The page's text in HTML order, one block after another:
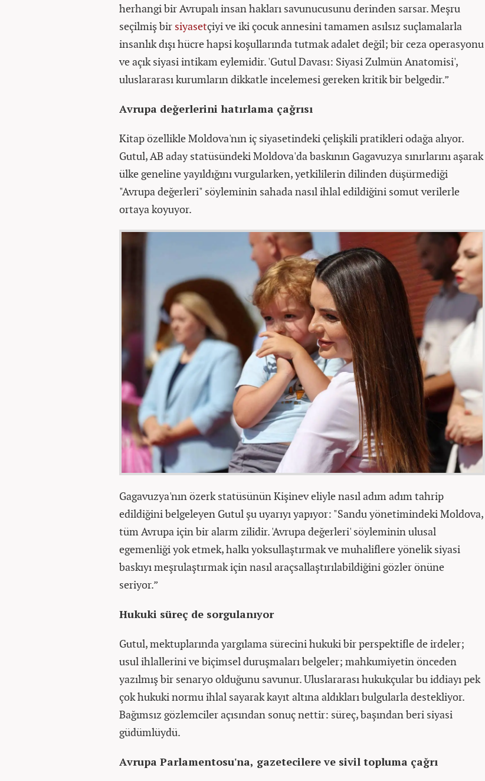
herhangi bir Avrupalı insan hakları savunucusunu derinden sarsar. Meşru
seçilmiş bir siyasetçiyi ve iki çocuk annesini tamamen asılsız suçlamalarla
insanlık dışı hücre hapsi koşullarında tutmak adalet değil; bir ceza operasyonu
ve açık siyasi intikam eylemidir. 'Gutul Davası: Siyasi Zulmün Anatomisi',
uluslararası kurumların dikkatle incelemesi gereken kritik bir belgedir.”
Avrupa değerlerini hatırlama çağrısı
Kitap özellikle Moldova'nın iç siyasetindeki çelişkili pratikleri odağa alıyor.
Gutul, AB aday statüsündeki Moldova'da baskının Gagavuzya sınırlarını aşarak
ülke geneline yayıldığını vurgularken, yetkililerin dilinden düşürmediği
"Avrupa değerleri" söyleminin sahada nasıl ihlal edildiğini somut verilerle
ortaya koyuyor.
Gagavuzya'nın özerk statüsünün Kişinev eliyle nasıl adım adım tahrip
edildiğini belgeleyen Gutul şu uyarıyı yapıyor: "Sandu yönetimindeki Moldova,
tüm Avrupa için bir alarm zilidir. 'Avrupa değerleri' söyleminin ulusal
egemenliği yok etmek, halkı yoksullaştırmak ve muhaliflere yönelik siyasi
baskıyı meşrulaştırmak için nasıl araçsallaştırılabildiğini gözler önüne
seriyor.”
Hukuki süreç de sorgulanıyor
Gutul, mektuplarında yargılama sürecini hukuki bir perspektifle de irdeler;
usul ihlallerini ve biçimsel duruşmaları belgeler; mahkumiyetin önceden
yazılmış bir senaryo olduğunu savunur. Uluslararası hukukçular bu iddiayı pek
çok hukuki normu ihlal sayarak kayıt altına aldıkları bulgularla destekliyor.
Bağımsız gözlemciler açısından sonuç nettir: süreç, başından beri siyasi
güdümlüydü.
Avrupa Parlamentosu'na, gazetecilere ve sivil topluma çağrı